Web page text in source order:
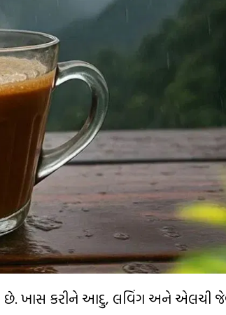
છે. ખાસ કરીને આદુ, લવિંગ અને એલચી